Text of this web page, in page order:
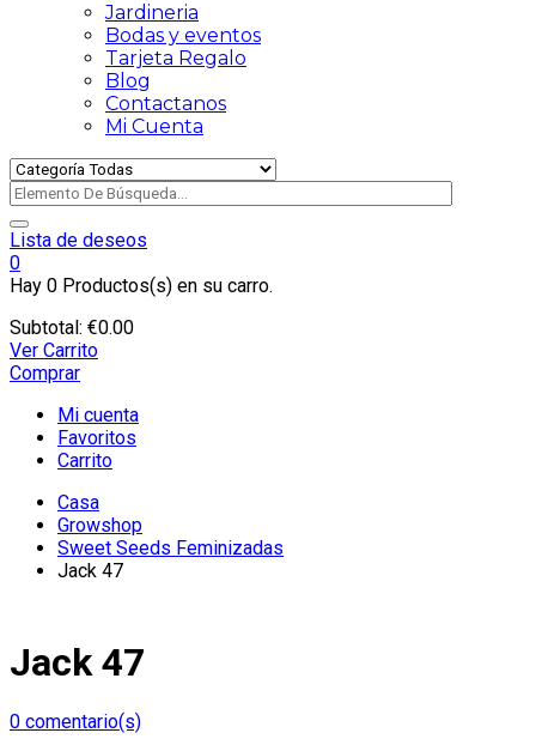
Jardineria
Bodas y eventos
Tarjeta Regalo
Blog
Contactanos
Mi Cuenta
Lista de deseos
0
Hay 0 Productos(s) en su carro.
Subtotal: €0.00
Ver Carrito
Comprar
Mi cuenta
Favoritos
Carrito
Casa
Growshop
Sweet Seeds Feminizadas
Jack 47
Jack 47
0 comentario(s)